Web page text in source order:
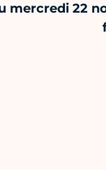
mercredi 22